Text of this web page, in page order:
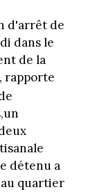
d'arrêt de
dans le
de la
rapporte
détenu a
quartier